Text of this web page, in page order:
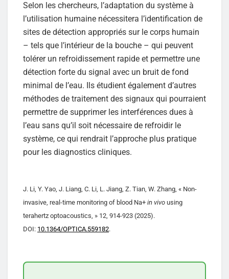
Selon les chercheurs, l’adaptation du système à
l’utilisation humaine nécessitera l’identification de
sites de détection appropriés sur le corps humain
– tels que l’intérieur de la bouche – qui peuvent
tolérer un refroidissement rapide et permettre une
détection forte du signal avec un bruit de fond
minimal de l’eau. Ils étudient également d’autres
méthodes de traitement des signaux qui pourraient
permettre de supprimer les interférences dues à
l’eau sans qu’il soit nécessaire de refroidir le
système, ce qui rendrait l’approche plus pratique
pour les diagnostics cliniques.
J. Li, Y. Yao, J. Liang, C. Li, L. Jiang, Z. Tian, W. Zhang, « Non-
invasive, real-time monitoring of blood Na+ in vivo using
terahertz optoacoustics, » 12, 914-923 (2025).
DOI: 10.1364/OPTICA.559182.